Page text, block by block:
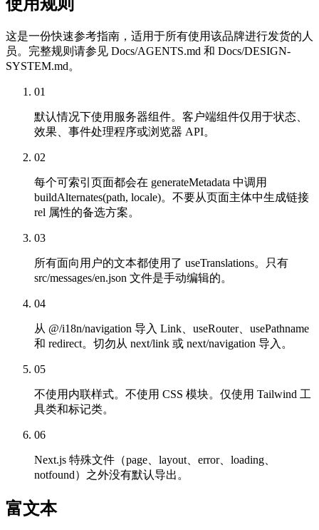
使用规则
这是一份快速参考指南，适用于所有使用该品牌进行发货的人
员。完整规则请参见 Docs/AGENTS.md 和 Docs/DESIGN-
SYSTEM.md。
01
默认情况下使用服务器组件。客户端组件仅用于状态、
效果、事件处理程序或浏览器 API。
02
每个可索引页面都会在 generateMetadata 中调用
buildAlternates(path, locale)。不要从页面主体中生成链接
rel 属性的备选方案。
03
所有面向用户的文本都使用了 useTranslations。只有
src/messages/en.json 文件是手动编辑的。
04
从 @/i18n/navigation 导入 Link、useRouter、usePathname
和 redirect。切勿从 next/link 或 next/navigation 导入。
05
不使用内联样式。不使用 CSS 模块。仅使用 Tailwind 工
具类和标记类。
06
Next.js 特殊文件（page、layout、error、loading、
notfound）之外没有默认导出。
富文本